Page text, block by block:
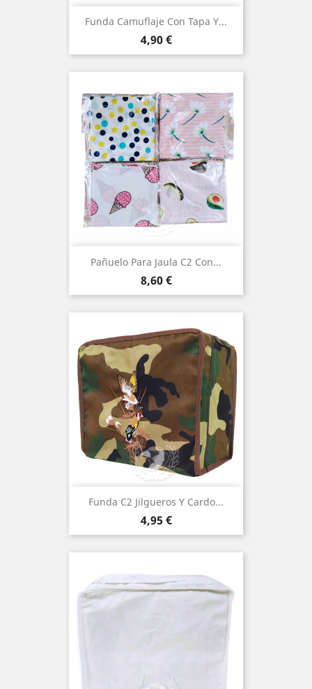
Funda Camuflaje Con Tapa Y...
Precio
4,90 €
Pañuelo Para Jaula C2 Con...
Precio
8,60 €
Funda C2 Jilgueros Y Cardo...
Precio
4,95 €